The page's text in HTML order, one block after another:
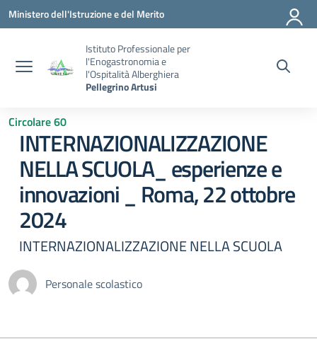
Vai ai contenuti
Vai al menu di navigazione
Vai al footer
Ministero dell'Istruzione e del Merito
Istituto Professionale per
l'Enogastronomia e
l'Ospitalità Alberghiera
Pellegrino Artusi
Circolare 60
INTERNAZIONALIZZAZIONE
NELLA SCUOLA_ esperienze e
innovazioni _ Roma, 22 ottobre
2024
INTERNAZIONALIZZAZIONE NELLA SCUOLA
Personale scolastico